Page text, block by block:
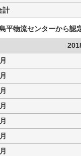
計
平物流センターから認